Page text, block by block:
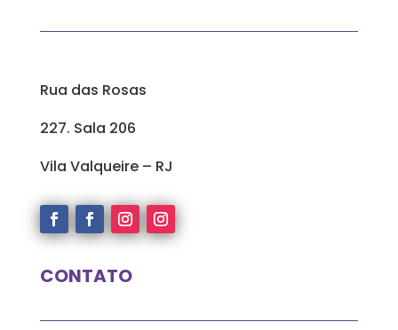
Rua das Rosas
227. Sala 206
Vila Valqueire – RJ
CONTATO